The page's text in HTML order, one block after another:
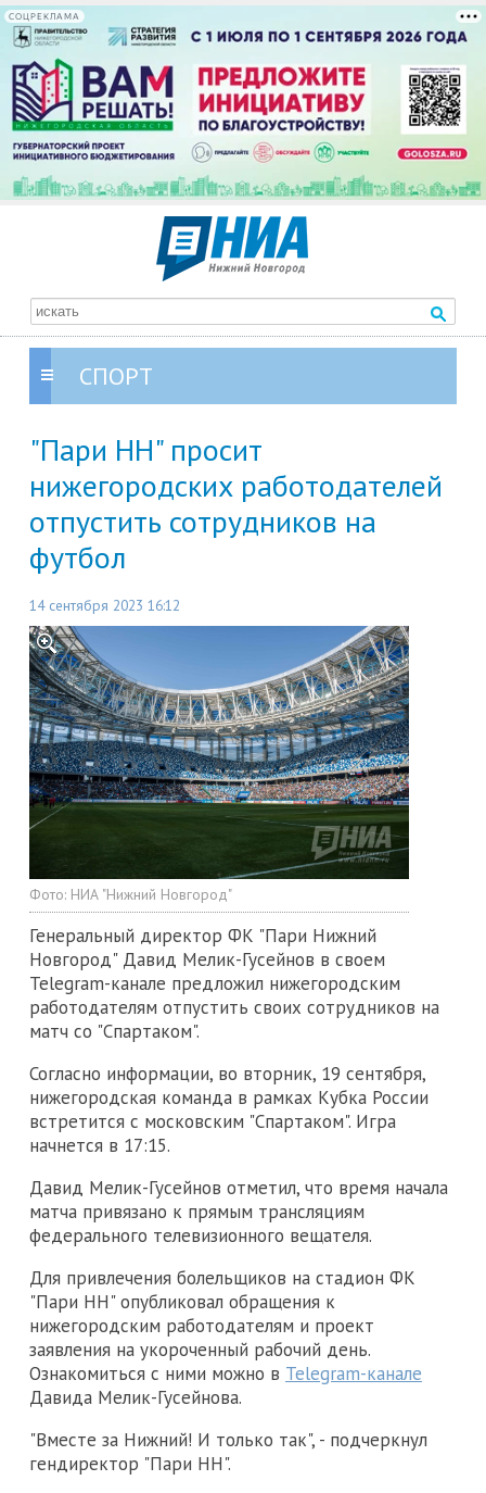
СОЦРЕКЛАМА
СПОРТ
"Пари НН" просит
нижегородских работодателей
отпустить сотрудников на
футбол
14 сентября 2023 16:12
Фото: НИА "Нижний Новгород"
Генеральный директор ФК "Пари Нижний
Новгород" Давид Мелик-Гусейнов в своем
Telegram-канале предложил нижегородским
работодателям отпустить своих сотрудников на
матч со "Спартаком".
Согласно информации, во вторник, 19 сентября,
нижегородская команда в рамках Кубка России
встретится с московским "Спартаком". Игра
начнется в 17:15.
Давид Мелик-Гусейнов отметил, что время начала
матча привязано к прямым трансляциям
федерального телевизионного вещателя.
Для привлечения болельщиков на стадион ФК
"Пари НН" опубликовал обращения к
нижегородским работодателям и проект
заявления на укороченный рабочий день.
Ознакомиться с ними можно в Telegram-канале
Давида Мелик-Гусейнова.
"Вместе за Нижний! И только так", - подчеркнул
гендиректор "Пари НН".